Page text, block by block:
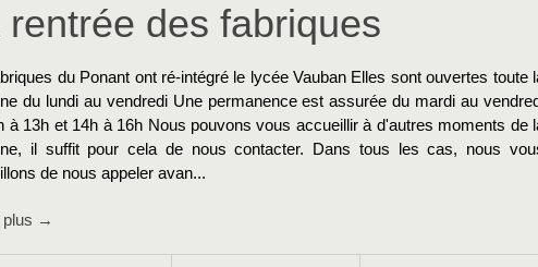
rentrée des fabriques
du Ponant ont ré-intégré le lycée Vauban Elles sont ouvertes toute
du lundi au vendredi Une permanence est assurée du mardi au
à 13h et 14h à 16h Nous pouvons vous accueillir à d'autres moments de
il suffit pour cela de nous contacter. Dans tous les cas, nous
de nous appeler avan...
plus →